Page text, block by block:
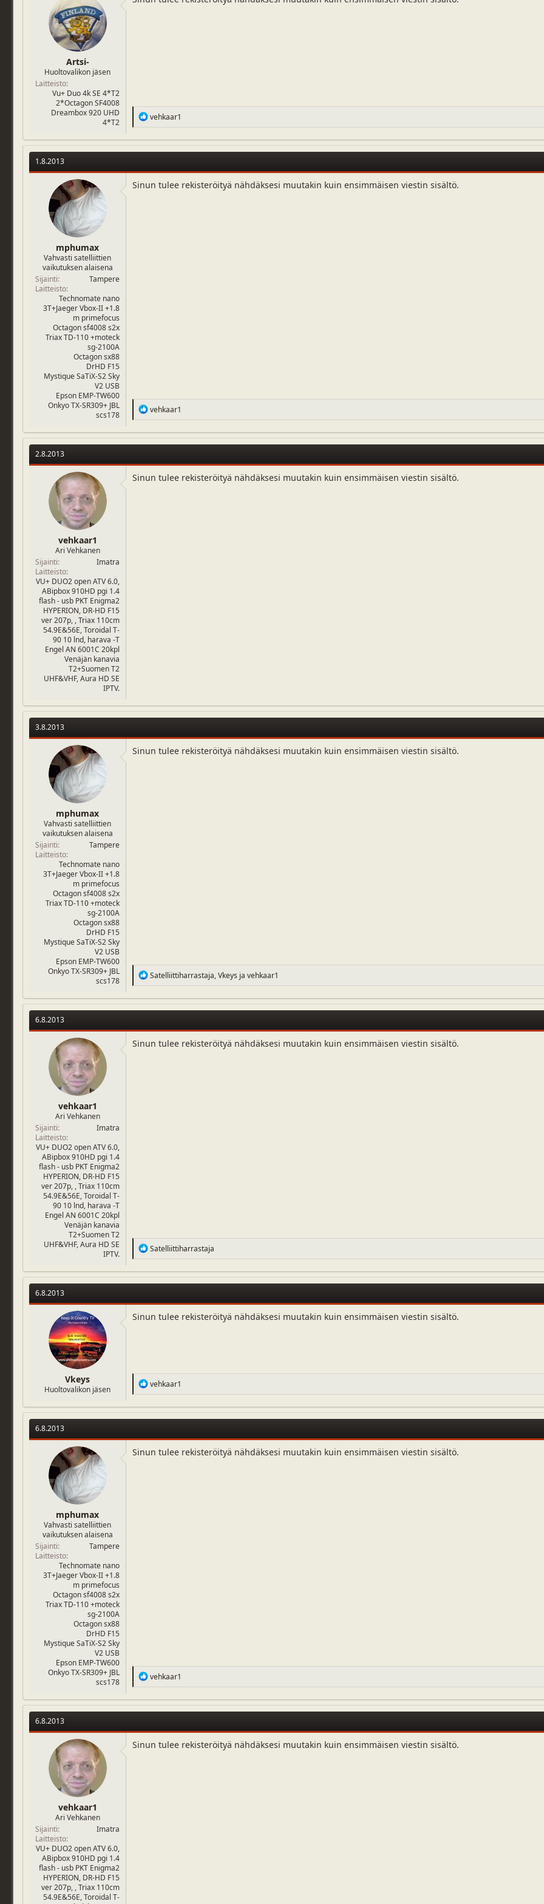
i
v
ä
m
ä
ä
r
ä
Artsi-
Huoltovalikon jäsen
Laitteisto
Vu+ Duo 4k SE 4*T2
2*Octagon SF4008
Dreambox 920 UHD
4*T2
R
e
c
t
o
n
vehkaar1
1.8.2013
mphumax
Vahvasti satelliittien
vaikutuksen alaisena
Sijainti
Tampere
Laitteisto
Technomate nano
3T+Jaeger Vbox-II +1.8
m primefocus
Octagon sf4008 s2x
Triax TD-110 +moteck
sg-2100A
Octagon sx88
DrHD F15
Mystique SaTiX-S2 Sky
V2 USB
Epson EMP-TW600
Onkyo TX-SR309+ JBL
scs178
Sinun tulee rekisteröityä nähdäksesi muutakin kuin ensimmäisen viestin sisältö.
R
e
c
t
o
n
vehkaar1
2.8.2013
vehkaar1
Ari Vehkanen
Sijainti
Imatra
Laitteisto
VU+ DUO2 open ATV 6.0,
ABipbox 910HD pgi 1.4
flash - usb PKT Enigma2
HYPERION, DR-HD F15
ver 207p, , Triax 110cm
54.9E&56E, Toroidal T-
90 10 lnd, harava -T
Engel AN 6001C 20kpl
Venäjän kanavia
T2+Suomen T2
UHF&VHF, Aura HD SE
IPTV.
Sinun tulee rekisteröityä nähdäksesi muutakin kuin ensimmäisen viestin sisältö.
3.8.2013
mphumax
Vahvasti satelliittien
vaikutuksen alaisena
Sijainti
Tampere
Laitteisto
Technomate nano
3T+Jaeger Vbox-II +1.8
m primefocus
Octagon sf4008 s2x
Triax TD-110 +moteck
sg-2100A
Octagon sx88
DrHD F15
Mystique SaTiX-S2 Sky
V2 USB
Epson EMP-TW600
Onkyo TX-SR309+ JBL
scs178
Sinun tulee rekisteröityä nähdäksesi muutakin kuin ensimmäisen viestin sisältö.
R
e
c
t
o
n
Satelliittiharrastaja,Vkeys ja vehkaar1
6.8.2013
vehkaar1
Ari Vehkanen
Sijainti
Imatra
Laitteisto
VU+ DUO2 open ATV 6.0,
ABipbox 910HD pgi 1.4
flash - usb PKT Enigma2
HYPERION, DR-HD F15
ver 207p, , Triax 110cm
54.9E&56E, Toroidal T-
90 10 lnd, harava -T
Engel AN 6001C 20kpl
Venäjän kanavia
T2+Suomen T2
UHF&VHF, Aura HD SE
IPTV.
Sinun tulee rekisteröityä nähdäksesi muutakin kuin ensimmäisen viestin sisältö.
R
e
c
t
o
n
Satelliittiharrastaja
6.8.2013
Vkeys
Huoltovalikon jäsen
Sinun tulee rekisteröityä nähdäksesi muutakin kuin ensimmäisen viestin sisältö.
R
e
c
t
o
n
vehkaar1
6.8.2013
mphumax
Vahvasti satelliittien
vaikutuksen alaisena
Sijainti
Tampere
Laitteisto
Technomate nano
3T+Jaeger Vbox-II +1.8
m primefocus
Octagon sf4008 s2x
Triax TD-110 +moteck
sg-2100A
Octagon sx88
DrHD F15
Mystique SaTiX-S2 Sky
V2 USB
Epson EMP-TW600
Onkyo TX-SR309+ JBL
scs178
Sinun tulee rekisteröityä nähdäksesi muutakin kuin ensimmäisen viestin sisältö.
R
e
c
t
o
n
vehkaar1
6.8.2013
vehkaar1
Ari Vehkanen
Sijainti
Imatra
Laitteisto
VU+ DUO2 open ATV 6.0,
ABipbox 910HD pgi 1.4
flash - usb PKT Enigma2
HYPERION, DR-HD F15
ver 207p, , Triax 110cm
54.9E&56E, Toroidal T-
Sinun tulee rekisteröityä nähdäksesi muutakin kuin ensimmäisen viestin sisältö.